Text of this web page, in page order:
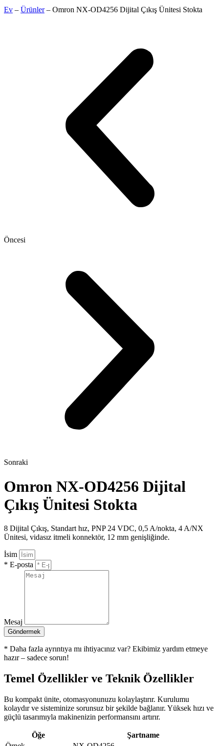
Ev – Ürünler– Omron NX-OD4256 Dijital Çıkış Ünitesi Stokta
Öncesi
Sonraki
Omron NX-OD4256 Dijital
Çıkış Ünitesi Stokta
8 Dijital Çıkış, Standart hız, PNP 24 VDC, 0,5 A/nokta, 4 A/NX
Ünitesi, vidasız itmeli konnektör, 12 mm genişliğinde.
İsim
* E-posta
Mesaj
Göndermek
* Daha fazla ayrıntıya mı ihtiyacınız var? Ekibimiz yardım etmeye
hazır – sadece sorun!
Temel Özellikler ve Teknik Özellikler
Bu kompakt ünite, otomasyonunuzu kolaylaştırır. Kurulumu
kolaydır ve sisteminize sorunsuz bir şekilde bağlanır. Yüksek hızı ve
güçlü tasarımıyla makinenizin performansını artırır.
Öğe
Şartname